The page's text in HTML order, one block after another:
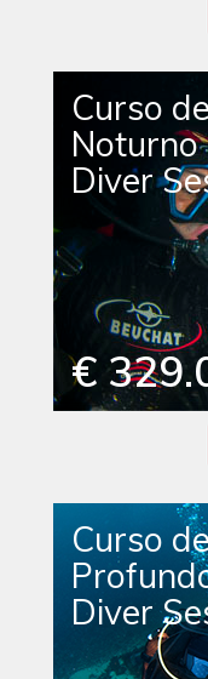
Curso
Noturno
Diver
€
Curso
Diver